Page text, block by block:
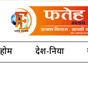
होम देश-दुनिया